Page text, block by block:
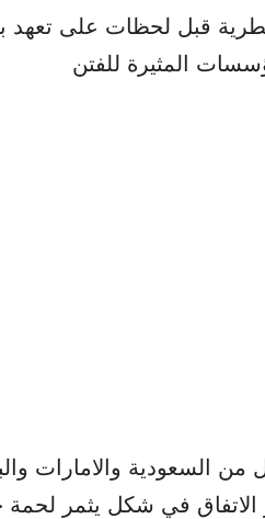
قبل لحظات على تعهد
المثيرة للفتن
السعودية والامارات
الاتفاق في شكل يثمر